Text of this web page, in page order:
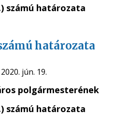
számú határozata
határozata
2020. jún. 19.
polgármesterének
számú határozata